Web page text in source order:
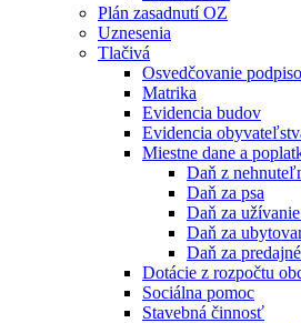
Plán zasadnutí OZ
Uznesenia
Tlačivá
Osvedčovanie
Matrika
Evidencia budov
Evidencia
Miestne dane a
Daň z
Daň za psa
Daň za
Daň za
Daň za
Dotácie z rozpočtu
Sociálna pomoc
Stavebná činnosť